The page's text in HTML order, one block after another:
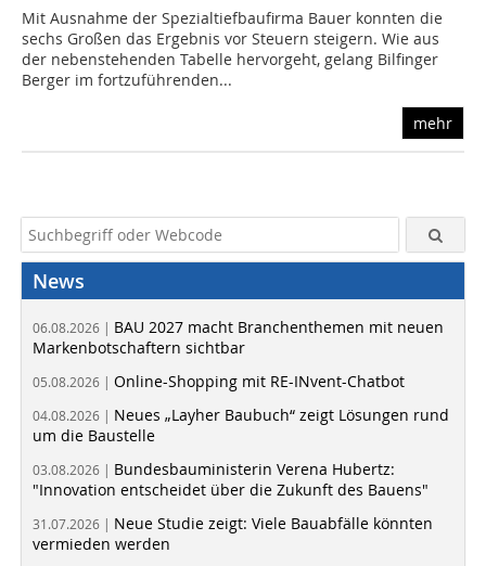
Mit Ausnahme der Spezialtiefbaufirma Bauer konnten die
sechs Großen das Ergebnis vor Steuern steigern. Wie aus
der nebenstehenden Tabelle hervorgeht, gelang Bilfinger
Berger im fortzuführenden...
mehr
News
06.08.2026 | BAU 2027 macht Branchenthemen mit neuen
Markenbotschaftern sichtbar
05.08.2026 | Online-Shopping mit RE-INvent-Chatbot
04.08.2026 | Neues „Layher Baubuch“ zeigt Lösungen rund
um die Baustelle
03.08.2026 | Bundesbauministerin Verena Hubertz:
"Innovation entscheidet über die Zukunft des Bauens"
31.07.2026 | Neue Studie zeigt: Viele Bauabfälle könnten
vermieden werden